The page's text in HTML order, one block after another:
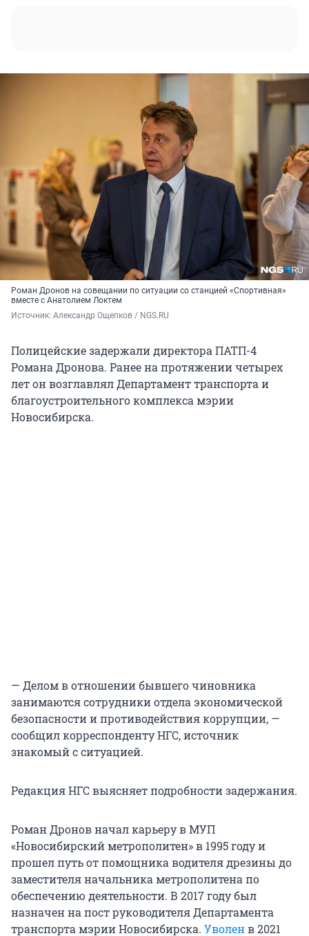
Роман Дронов на совещании по ситуации со станцией «Спортивная»
вместе с Анатолием Локтем
Источник: Александр Ощепков / NGS.RU
Полицейские задержали директора ПАТП-4
Романа Дронова. Ранее на протяжении четырех
лет он возглавлял Департамент транспорта и
благоустроительного комплекса мэрии
Новосибирска.
— Делом в отношении бывшего чиновника
занимаются сотрудники отдела экономической
безопасности и противодействия коррупции, —
сообщил корреспонденту НГС, источник
знакомый с ситуацией.
Редакция НГС выясняет подробности задержания.
Роман Дронов начал карьеру в МУП
«Новосибирский метрополитен» в 1995 году и
прошел путь от помощника водителя дрезины до
заместителя начальника метрополитена по
обеспечению деятельности. В 2017 году был
назначен на пост руководителя Департамента
транспорта мэрии Новосибирска. Уволенв 2021